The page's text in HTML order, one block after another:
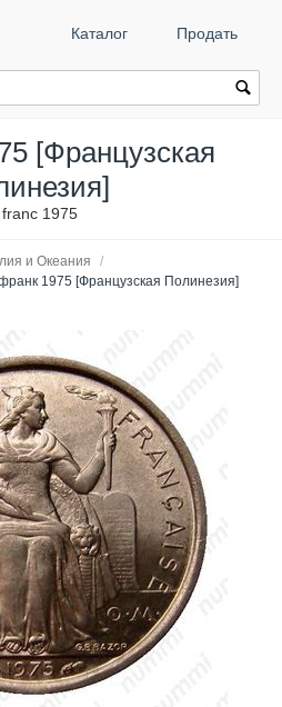
Каталог Продать
[Французская
franc 1975
и Океания
/
1975 [Французская Полинезия]